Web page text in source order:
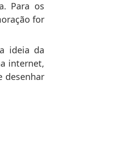
Para os
for
ideia da
internet,
desenhar